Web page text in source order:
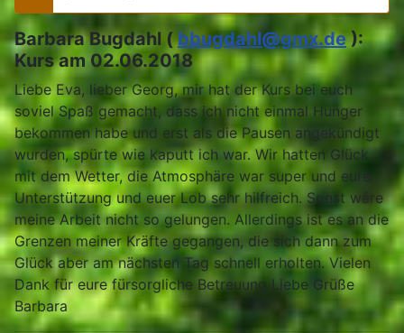
Barbara Bugdahl (bbugdahl@gmx.de):
Kurs am 02.06.2018
Liebe Eva, lieber Georg, mir hat der Kurs bei euch
soviel Spaß gemacht, dass ich nicht einmal Hunger
bekommen habe und erst als die Pausen angekündigt
wurden, spürte wie kaputt ich war. Wir hatten Glück
mit dem Wetter, die Atmosphäre war super und eure
Unterstützung und euer Lob sehr hilfreich. Sonst wäre
meine Arbeit nicht so gelungen. Allerdings ist es an die
Grenzen meiner Kräfte gegangen, die sich dann zum
Glück aber am nächsten Tag schnell erholten. Vielen
Dank für eure fürsorgliche Betreuung Liebe Grüße
Barbara